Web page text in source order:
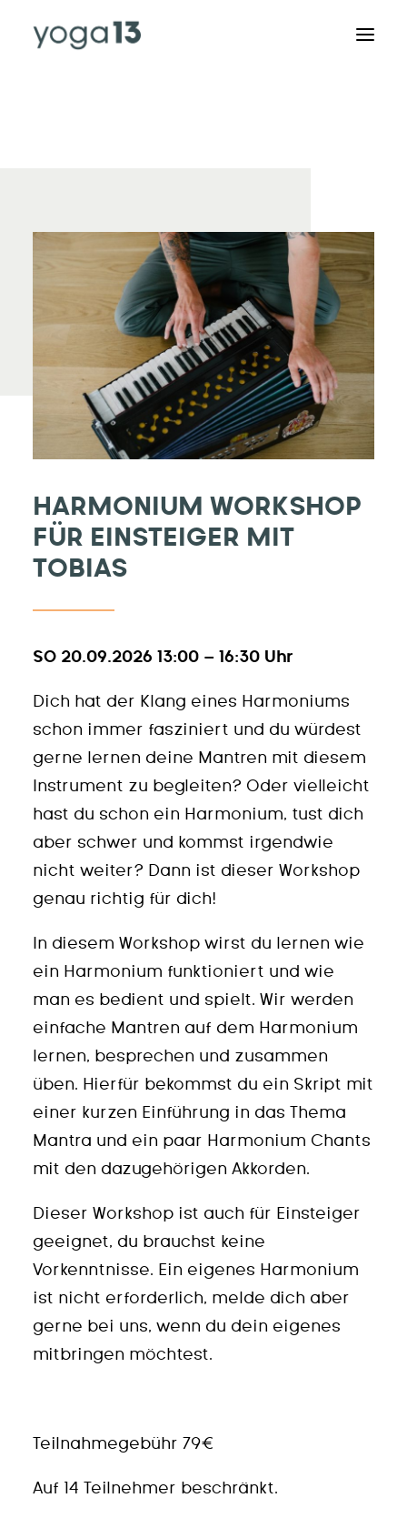
AUSBILDUNGEN
RAUMVERMIETUNG
STUDIO
KONTAKT
HARMONIUM WORKSHOP
FÜR EINSTEIGER MIT
TOBIAS
SO 20.09.2026 13:00 – 16:30 Uhr
Dich hat der Klang eines Harmoniums
schon immer fasziniert und du würdest
gerne lernen deine Mantren mit diesem
Instrument zu begleiten? Oder vielleicht
hast du schon ein Harmonium, tust dich
aber schwer und kommst irgendwie
nicht weiter? Dann ist dieser Workshop
genau richtig für dich!
In diesem Workshop wirst du lernen wie
ein Harmonium funktioniert und wie
man es bedient und spielt. Wir werden
einfache Mantren auf dem Harmonium
lernen, besprechen und zusammen
üben. Hierfür bekommst du ein Skript mit
einer kurzen Einführung in das Thema
Mantra und ein paar Harmonium Chants
mit den dazugehörigen Akkorden.
Dieser Workshop ist auch für Einsteiger
geeignet, du brauchst keine
Vorkenntnisse. Ein eigenes Harmonium
ist nicht erforderlich, melde dich aber
gerne bei uns, wenn du dein eigenes
mitbringen möchtest.
Teilnahmegebühr 79€
Auf 14 Teilnehmer beschränkt.